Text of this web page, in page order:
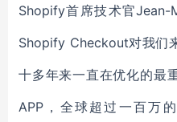
Shopify首席技术官Jean-
Shopify Checkout对我们
十多年来一直在优化的最
APP，全球超过一百万